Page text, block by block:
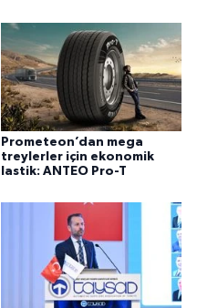
Prometeon’dan mega
treylerler için ekonomik
lastik: ANTEO Pro-T